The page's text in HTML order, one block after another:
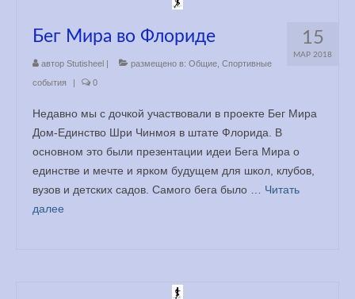
15
МАР 2018
Бег Мира во Флориде
автор Stutisheel | размещено в: Общие Спортивные
события
| 0
Недавно мы с дочкой участвовали в проекте Бег Мира
Дом-Единство Шри Чинмоя в штате Флорида. В
основном это были презентации идеи Бега Мира о
единстве и мечте и ярком будущем для школ, клубов,
вузов и детских садов. Самого бега было … Читать
далее